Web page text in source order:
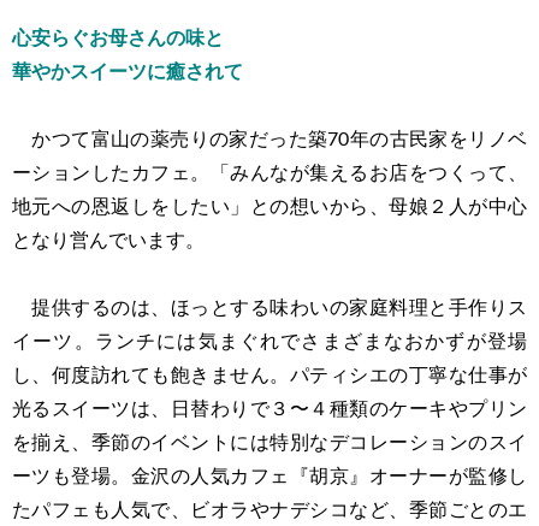
心安らぐお母さんの味と
華やかスイーツに癒されて
かつて富山の薬売りの家だった築70年の古民家をリノベ
ーションしたカフェ。「みんなが集えるお店をつくって、
地元への恩返しをしたい」との想いから、母娘２人が中心
となり営んでいます。
提供するのは、ほっとする味わいの家庭料理と手作りス
イーツ。ランチには気まぐれでさまざまなおかずが登場
し、何度訪れても飽きません。パティシエの丁寧な仕事が
光るスイーツは、日替わりで３〜４種類のケーキやプリン
を揃え、季節のイベントには特別なデコレーションのスイ
ーツも登場。金沢の人気カフェ『胡京』オーナーが監修し
たパフェも人気で、ビオラやナデシコなど、季節ごとのエ